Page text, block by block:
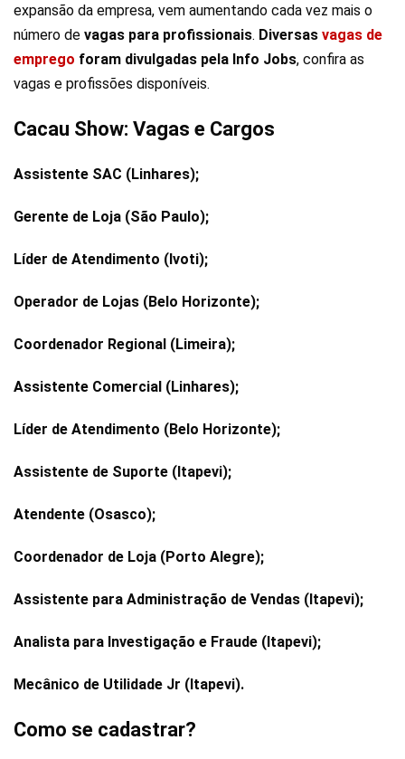
expansão da empresa, vem aumentando cada vez mais o
número de vagas para profissionais. Diversas vagas de
emprego foram divulgadas pela Info Jobs, confira as
vagas e profissões disponíveis.
Cacau Show: Vagas e Cargos
Assistente SAC (Linhares);
Gerente de Loja (São Paulo);
Líder de Atendimento (Ivoti);
Operador de Lojas (Belo Horizonte);
Coordenador Regional (Limeira);
Assistente Comercial (Linhares);
Líder de Atendimento (Belo Horizonte);
Assistente de Suporte (Itapevi);
Atendente (Osasco);
Coordenador de Loja (Porto Alegre);
Assistente para Administração de Vendas (Itapevi);
Analista para Investigação e Fraude (Itapevi);
Mecânico de Utilidade Jr (Itapevi).
Como se cadastrar?